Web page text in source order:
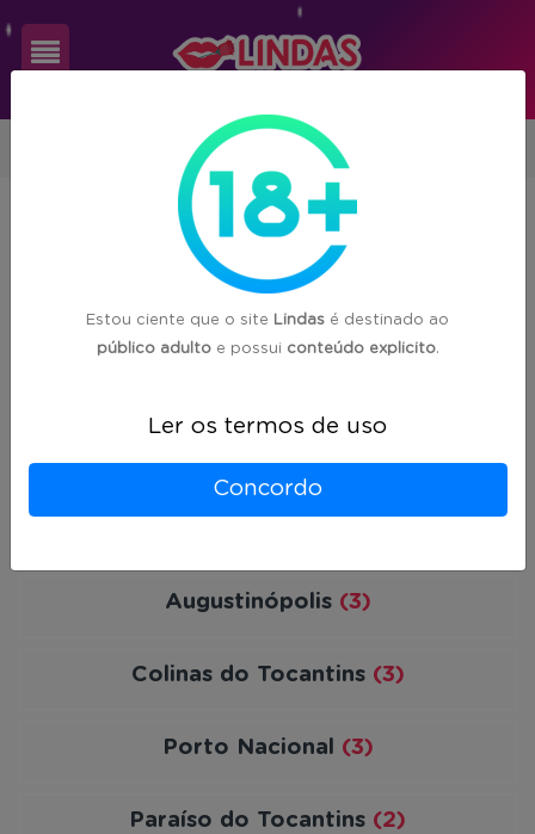
Acompanhantes encontradas em
cidades de Tocantins (TO)
Augustinópolis (3)
Colinas do Tocantins (3)
Porto Nacional (3)
Paraíso do Tocantins (2)
Estou ciente que o site Lindas é destinado ao
público adultoe possui conteúdo explicito.
Ler os termos de uso
Concordo